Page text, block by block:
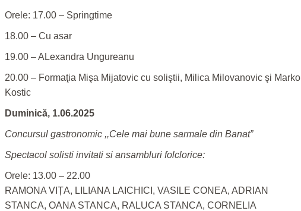
Orele: 17.00 – Springtime
18.00 – Cu asar
19.00 – ALexandra Ungureanu
20.00 – Formaţia Mişa Mijatovic cu soliştii, Milica Milovanovic şi Marko
Kostic
Duminică, 1.06.2025
Concursul gastronomic ,,Cele mai bune sarmale din Banat”
Spectacol solisti invitati si ansambluri folclorice:
Orele: 13.00 – 22.00
RAMONA VIȚA, LILIANA LAICHICI, VASILE CONEA, ADRIAN
STANCA, OANA STANCA, RALUCA STANCA, CORNELIA